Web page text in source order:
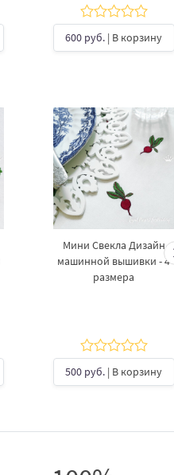
600 руб. | В корзину
Мини Свекла Дизайн
машинной вышивки - 4
размера
500 руб. | В корзину